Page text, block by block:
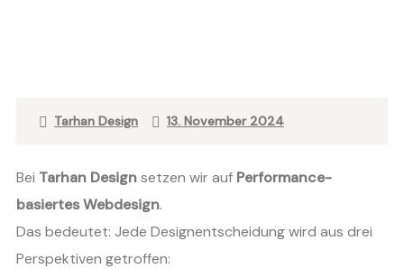
Tarhan Design 13. November 2024
Bei Tarhan Designsetzen wir auf Performance-
basiertes Webdesign.
Das bedeutet: Jede Designentscheidung wird aus drei
Perspektiven getroffen: